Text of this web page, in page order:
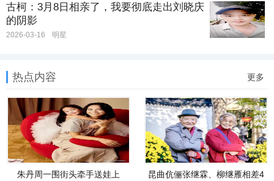
古柯：3月8日相亲了，我要彻底走出刘晓庆
的阴影
2026-03-16 明星
热点内容 更多
朱丹周一围街头牵手送娃上
昆曲伉俪张继霖、柳继雁相差4